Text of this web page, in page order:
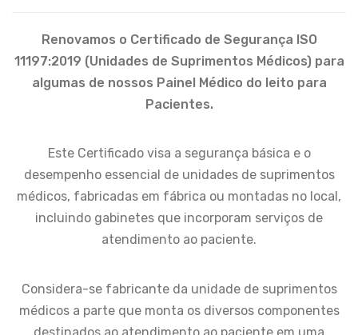
Renovamos o Certificado de Segurança ISO
11197:2019 (Unidades de Suprimentos Médicos) para
algumas de nossos Painel Médico do leito para
Pacientes.
Este Certificado visa a segurança básica e o
desempenho essencial de unidades de suprimentos
médicos, fabricadas em fábrica ou montadas no local,
incluindo gabinetes que incorporam serviços de
atendimento ao paciente.
Considera-se fabricante da unidade de suprimentos
médicos a parte que monta os diversos componentes
destinados ao atendimento ao paciente em uma